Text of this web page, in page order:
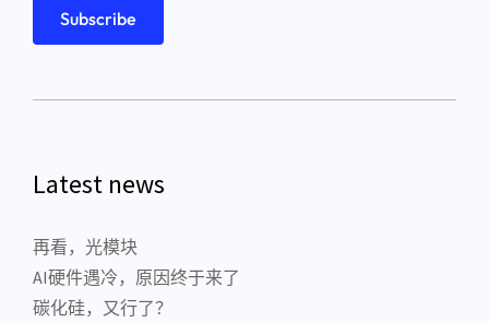
Latest news
再看，光模块
AI硬件遇冷，原因终于来了
碳化硅，又行了？